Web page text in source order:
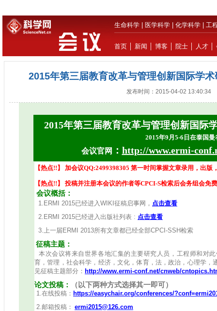
生命科学 医学科学 化学科学 工
首页 新闻 博客 院士 人才
2015年第三届教育改革与管理创新国际学
发布时间：2015-04-02 13:40:34
2015年第三届教育改革与管理创新国际
2015年9月5-6日在泰国曼
会议官网 ： http://www.ermi-
【热点!!】 加会议QQ:2499398305 第一时间掌握文章录用，出版
【热点!!】 投稿并注册本会议的作者等CPCI-S检索后会务组会免
会议概括：
1.ERMI 2015已经进入WIKI征稿启事网， 点击查看
2.ERMI 2015已经进入出版社列表 : 点击查看
3.上一届ERMI 2013所有文章都已经全部CPCI-SSH检索
征稿主题：
本次会议将来自世界各地汇集的主要研究人员，工程师和对
育，管理，社会科学，经济，文化，体育，法，政治，心理学，
见征稿主题部分： http://www.ermi-conf.net/cnweb/
论文投稿： （以下两种方式选择其一即可）
1.在线投稿： https://easychair.org/conferences/
2.邮箱投稿： ermi2015@126.com